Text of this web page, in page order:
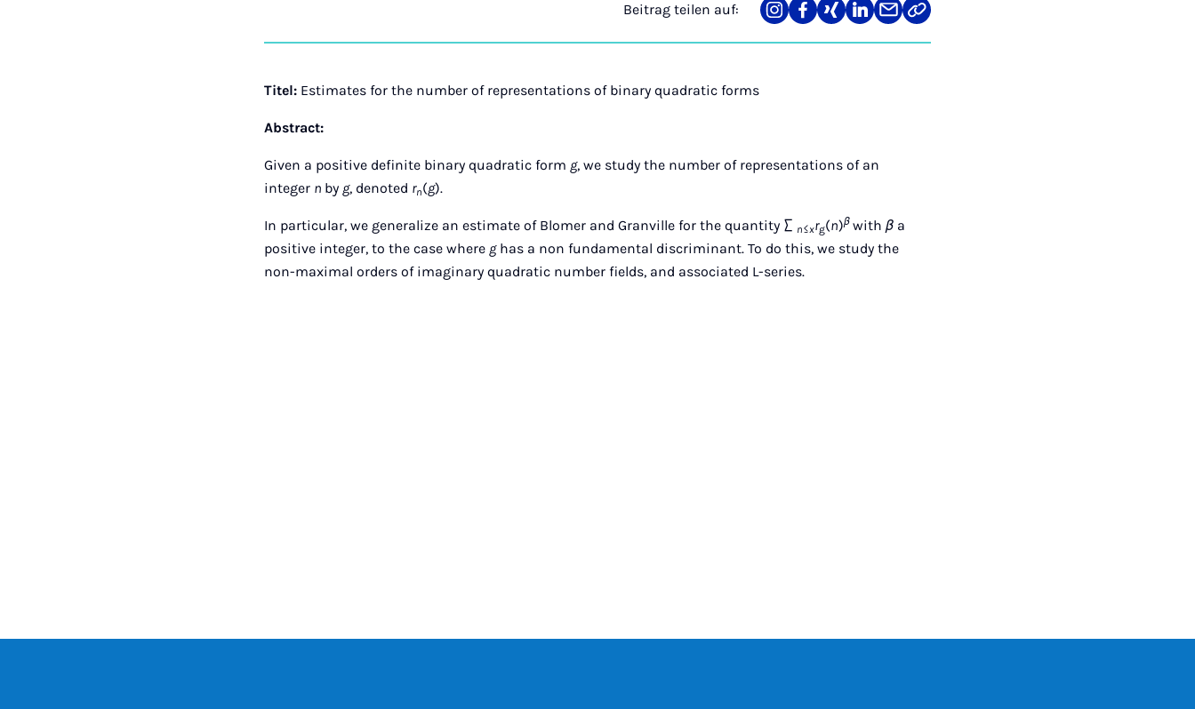
Beitrag teilen auf:
Teilen
auf
Teilen
auf
Teilen
auf
Teilen
auf
Teilen
über
Link
kopieren
Titel: Estimates for the number of representations of binary quadratic forms
Abstract:
Given a positive definite binary quadratic form g, we study the number of representations of an
integer n by g, denoted rn(g).
In particular, we generalize an estimate of Blomer and Granville for the quantity ∑ n≤xrg(n)βwithβ a
positive integer, to the case where ghas a non fundamental discriminant. To do this, we study the
non-maximal orders of imaginary quadratic number fields, and associated L-series.